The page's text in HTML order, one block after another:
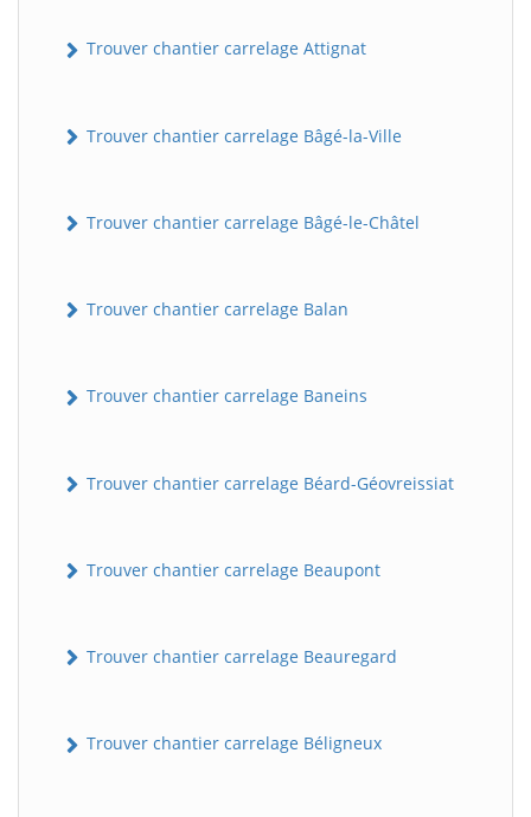
Trouver chantier carrelage Attignat
Trouver chantier carrelage Bâgé-la-Ville
Trouver chantier carrelage Bâgé-le-Châtel
Trouver chantier carrelage Balan
Trouver chantier carrelage Baneins
Trouver chantier carrelage Béard-Géovreissiat
Trouver chantier carrelage Beaupont
Trouver chantier carrelage Beauregard
Trouver chantier carrelage Béligneux